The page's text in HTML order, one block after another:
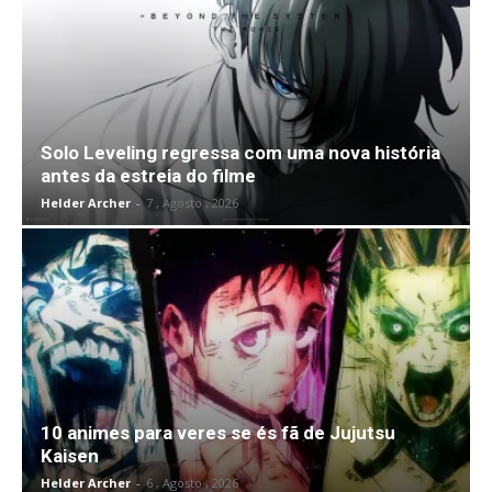
Solo Leveling regressa com uma nova história
antes da estreia do filme
Helder Archer - 7 , Agosto , 2026
10 animes para veres se és fã de Jujutsu
Kaisen
Helder Archer - 6 , Agosto , 2026